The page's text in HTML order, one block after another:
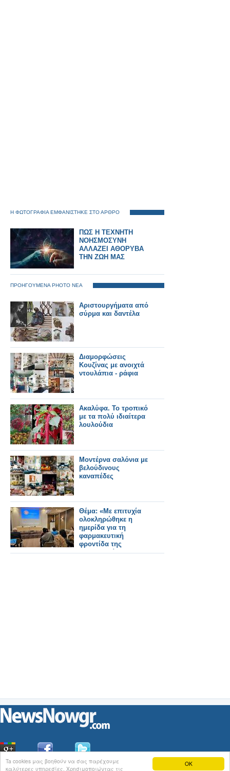
OK
Ta cookies μας βοηθούν να σας παρέχουμε
καλύτερες υπηρεσίες. Χρησιμοποιώντας τις
Η ΦΩΤΟΓΡΑΦΙΑ ΕΜΦΑΝΙΣΤΗΚΕ ΣΤΟ ΑΡΘΡΟ
ΠΩΣ Η ΤΕΧΝΗΤΗ
ΝΟΗΣΜΟΣΥΝΗ
ΑΛΛΑΖΕΙ ΑΘΟΡΥΒΑ
ΤΗΝ ΖΩΗ ΜΑΣ
ΠΡΟΗΓΟΥΜΕΝΑ PHOTO ΝΕΑ
Αριστουργήματα από
σύρμα και δαντέλα
Διαμορφώσεις
Κουζίνας με ανοιχτά
ντουλάπια - ράφια
Ακαλύφα. Το τροπικό
με τα πολύ ιδιαίτερα
λουλούδια
Μοντέρνα σαλόνια με
βελούδινους
καναπέδες
Θέμα: «Με επιτυχία
ολοκληρώθηκε η
ημερίδα για τη
φαρμακευτική
φροντίδα της
παχυσαρκίας που